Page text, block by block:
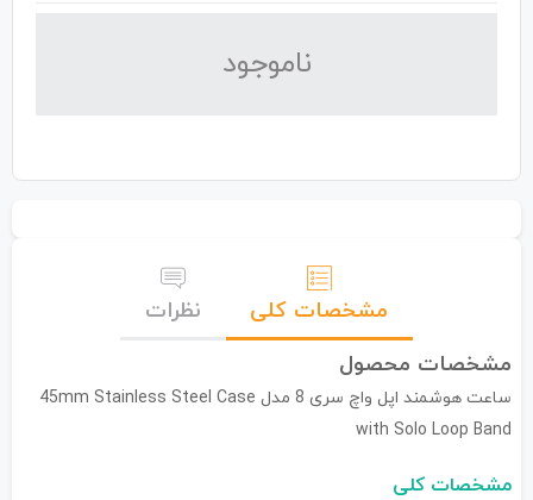
نا‌موجود
مشخصات کلی
نظرات
مشخصات محصول
ساعت هوشمند اپل واچ سری 8 مدل 45mm Stainless Steel Case
with Solo Loop Band
مشخصات کلی